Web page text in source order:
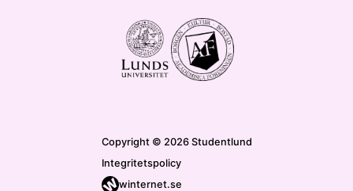
Copyright © 2026 Studentlund
Integritetspolicy
winternet.se